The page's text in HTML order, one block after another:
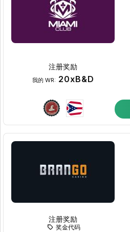
注册奖励
我的 WR: 20xB&D
注册奖励
奖金代码